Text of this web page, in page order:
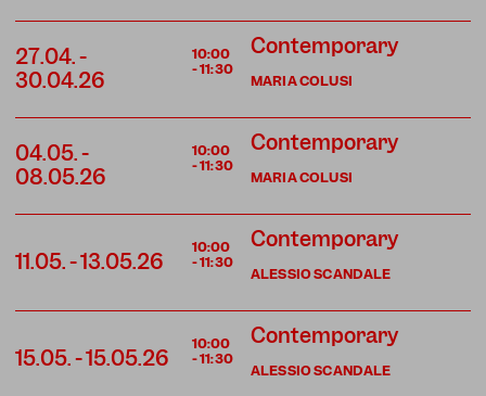
27.04.-
30.04.26
10:00
-11:30
MARIA COLUSI
Contemporary
04.05.-
08.05.26
10:00
-11:30
MARIA COLUSI
Contemporary
11.05.-13.05.26
10:00
-11:30
ALESSIO SCANDALE
Contemporary
15.05.-15.05.26
10:00
-11:30
ALESSIO SCANDALE
Contemporary